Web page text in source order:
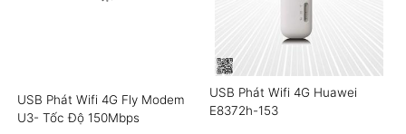
USB Phát Wifi 4G Fly Modem
U3- Tốc Độ 150Mbps
USB Phát Wifi 4G Huawei
E8372h-153